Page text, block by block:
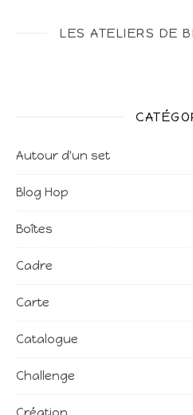
LES ATELIERS DE
Autour d'un set
Blog Hop
Boîtes
Cadre
Carte
Catalogue
Challenge